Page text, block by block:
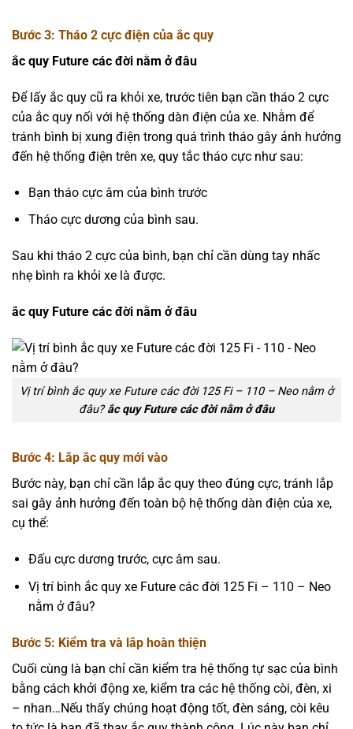
Bước 3: Tháo 2 cực điện của ắc quy
ắc quy Future các đời nằm ở đâu
Để lấy ắc quy cũ ra khỏi xe, trước tiên bạn cần tháo 2 cực
của ắc quy nối với hệ thống dàn điện của xe. Nhằm để
tránh bình bị xung điện trong quá trình tháo gây ảnh hưởng
đến hệ thống điện trên xe, quy tắc tháo cực như sau:
Bạn tháo cực âm của bình trước
Tháo cực dương của bình sau.
Sau khi tháo 2 cực của bình, bạn chỉ cần dùng tay nhấc
nhẹ bình ra khỏi xe là được.
ắc quy Future các đời nằm ở đâu
Vị trí bình ắc quy xe Future các đời 125 Fi – 110 – Neo nằm ở
đâu?ắc quy Future các đời nằm ở đâu
Bước 4: Lắp ắc quy mới vào
Bước này, bạn chỉ cần lắp ắc quy theo đúng cực, tránh lắp
sai gây ảnh hưởng đến toàn bộ hệ thống dàn điện của xe,
cụ thể:
Đấu cực dương trước, cực âm sau.
Vị trí bình ắc quy xe Future các đời 125 Fi – 110 – Neo
nằm ở đâu?
Bước 5: Kiểm tra và lắp hoàn thiện
Cuối cùng là bạn chỉ cần kiểm tra hệ thống tự sạc của bình
bằng cách khởi động xe, kiểm tra các hệ thống còi, đèn, xi
– nhan…Nếu thấy chúng hoạt động tốt, đèn sáng, còi kêu